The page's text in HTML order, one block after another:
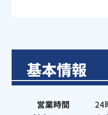
『水まる』にお願い
基本情報
営業時間
24